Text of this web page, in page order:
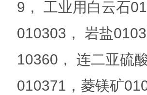
9， 工业用白云石
010303， 岩盐
10360， 连二亚硫
010371，菱镁矿